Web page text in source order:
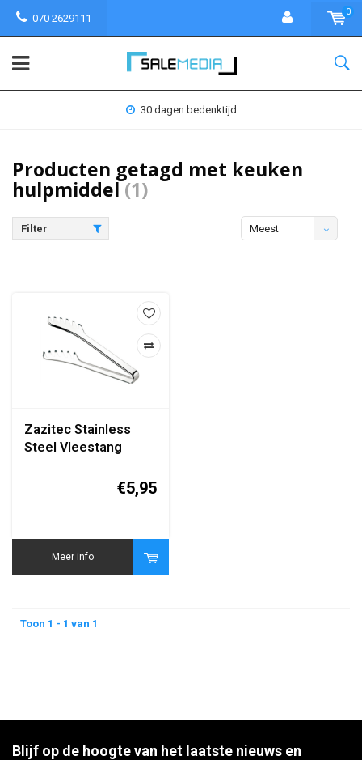
070 2629111
0
30 dagen bedenktijd
Producten getagd met keuken
hulpmiddel(1)
Filter
Meest
Zazitec Stainless
Steel Vleestang
€5,95
Meer info
Toon 1 - 1 van 1
Blijf op de hoogte van het laatste nieuws en